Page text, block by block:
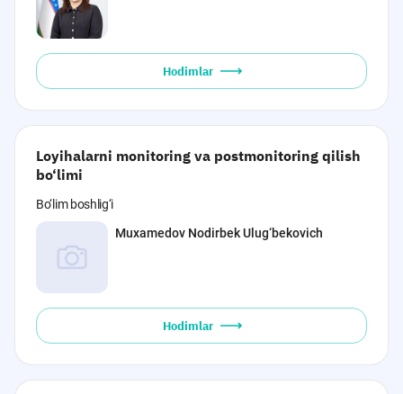
Hodimlar
Loyihalarni monitoring va postmonitoring qilish
bo‘limi
Bo‘lim boshlig‘i
Muxamedov Nodirbek Ulug‘bekovich
Hodimlar